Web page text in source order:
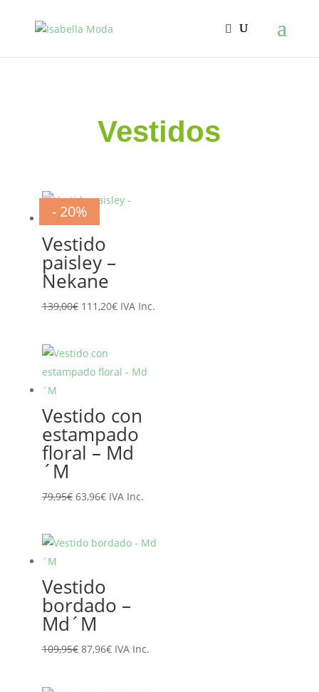
Vestidos
- 20%
Vestido
paisley –
Nekane
139,00€ El
era:
139,00€.
111,20€El
111,20€.
IVA Inc.
- 20%
Vestido con
estampado
floral – Md
´M
79,95€ El
era:
63,96€El
es:
IVA Inc.
- 20%
Vestido
bordado –
Md´M
109,95€ El
87,96€ElIVA Inc.
- 20%
- 20%
- 20%
- 20%
- 20%
- 20%
- 20%
- 20%